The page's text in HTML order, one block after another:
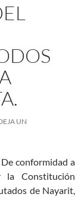
UN
De conformidad a
la Constitución
de Nayarit,